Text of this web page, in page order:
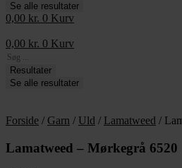
Se alle resultater
0,00 kr. 0 Kurv
0,00 kr. 0 Kurv
Search
...Resultater
Se alle resultater
Forside / Garn / Uld / Lamatweed /
Lamatweed – Mørkegrå 6520